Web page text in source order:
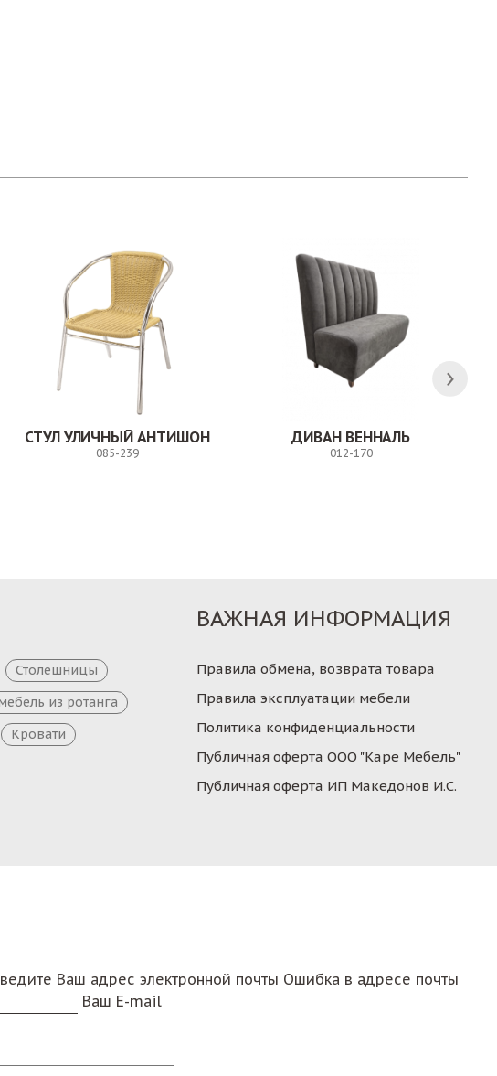
СТУЛ УЛИЧНЫЙ АНТИШОН
085-239
ДИВАН ВЕННАЛЬ
012-170
Столешницы
из ротанга
Кровати
ВАЖНАЯ ИНФОРМАЦИЯ
Правила обмена, возврата товара
Правила эксплуатации мебели
Политика конфиденциальности
Публичная оферта ООО "Каре Мебель"
Публичная оферта ИП Македонов И.С.
Ваш адрес электронной почты Ошибка в адресе почты
Ваш E-mail